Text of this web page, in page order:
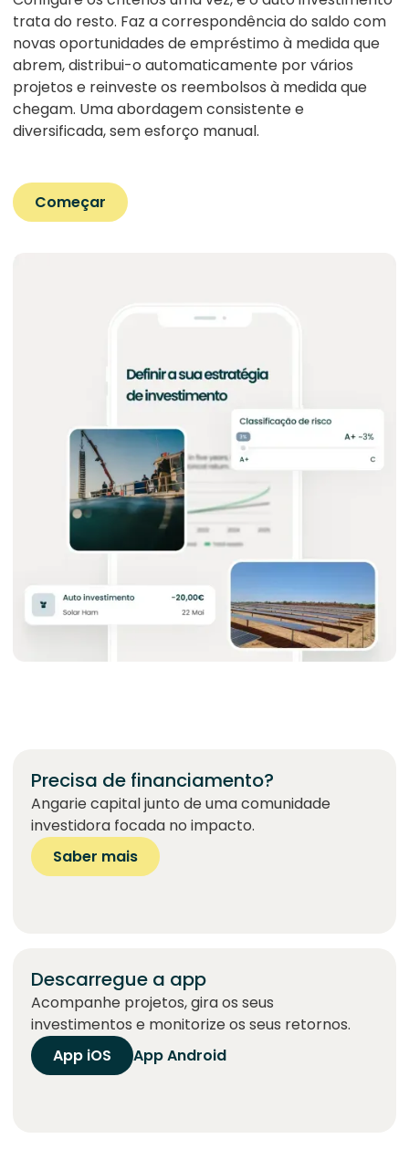
trata do resto. Faz a correspondência do saldo com
novas oportunidades de empréstimo à medida que
abrem, distribui-o automaticamente por vários
projetos e reinveste os reembolsos à medida que
chegam. Uma abordagem consistente e
diversificada, sem esforço manual.
Começar
Precisa de financiamento?
Angarie capital junto de uma comunidade
investidora focada no impacto.
Saber mais
Descarregue a app
Acompanhe projetos, gira os seus
investimentos e monitorize os seus retornos.
App iOS
App Android